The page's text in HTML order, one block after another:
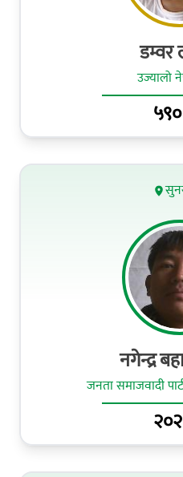
डम्वर
उज्यालो
५९०
नगेन्द्र
जनता समाजवादी
२०२